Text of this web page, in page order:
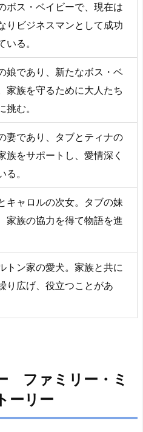
ボス・ベイビーで、現在は
りビジネスマンとして成功
いる。
娘であり、新たなボス・ベ
家族を守るために大人たち
挑む。
妻であり、タブとティナの
族をサポートし、愛情深く
る。
キャロルの次女。タブの妹
家族の協力を得て物語を進
トン家の愛犬。家族と共に
り広げ、役立つことがあ
ファミリー・ミ
ーリー